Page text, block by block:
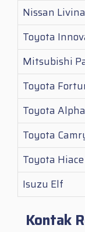
Nissan Livina
Toyota
Mitsubishi
Toyota
Toyota
Toyota
Toyota Hiace
Isuzu Elf
Kontak